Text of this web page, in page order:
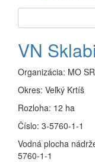
VN
Organizácia: MO
Okres: Veľký Krtíš
Rozloha: 12 ha
Číslo: 3-5760-1-1
Vodná plocha
5760-1-1